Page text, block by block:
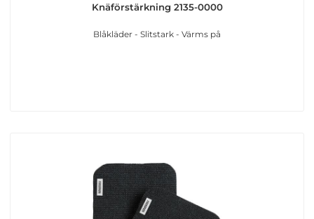
Knäförstärkning 2135-0000
Blåkläder - Slitstark - Värms på